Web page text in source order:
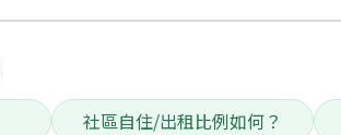
社區自住/出租比例如何？